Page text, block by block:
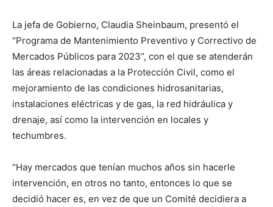
La jefa de Gobierno, Claudia Sheinbaum, presentó el
“Programa de Mantenimiento Preventivo y Correctivo de
Mercados Públicos para 2023”, con el que se atenderán
las áreas relacionadas a la Protección Civil, como el
mejoramiento de las condiciones hidrosanitarias,
instalaciones eléctricas y de gas, la red hidráulica y
drenaje, así como la intervención en locales y
techumbres.
“Hay mercados que tenían muchos años sin hacerle
intervención, en otros no tanto, entonces lo que se
decidió hacer es, en vez de que un Comité decidiera a